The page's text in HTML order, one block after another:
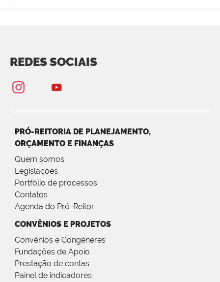
REDES SOCIAIS
PRÓ-REITORIA DE PLANEJAMENTO,
ORÇAMENTO E FINANÇAS
Quem somos
Legislações
Portfólio de processos
Contatos
Agenda do Pró-Reitor
CONVÊNIOS E PROJETOS
Convênios e Congêneres
Fundações de Apoio
Prestação de contas
Painel de indicadores